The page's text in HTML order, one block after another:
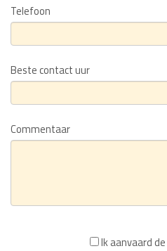
Telefoon
Beste contact uur
Commentaar
Ik aanvaard de